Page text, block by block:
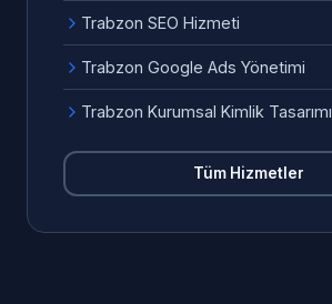
Trabzon SEO Hizmeti
Trabzon Google Ads Yönetimi
Trabzon Kurumsal Kimlik Tasarımı
Tüm Hizmetler